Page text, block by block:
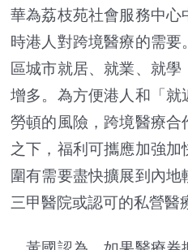
華為荔枝苑社會服務中心
時港人對跨境醫療的需
區城市就居、就業、就
增多。為方便港人和「
勞頓的風險，跨境醫療合
之下，福利可攜應加強
圍有需要盡快擴展到內
三甲醫院或認可的私營醫